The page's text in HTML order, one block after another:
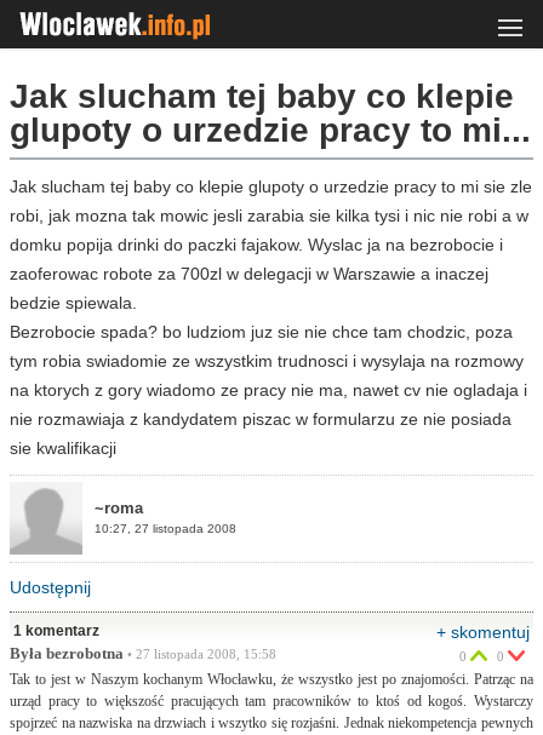
Jak slucham tej baby co klepie
glupoty o urzedzie pracy to mi...
Jak slucham tej baby co klepie glupoty o urzedzie pracy to mi sie zle
robi, jak mozna tak mowic jesli zarabia sie kilka tysi i nic nie robi a w
domku popija drinki do paczki fajakow. Wyslac ja na bezrobocie i
zaoferowac robote za 700zl w delegacji w Warszawie a inaczej
bedzie spiewala.
Bezrobocie spada? bo ludziom juz sie nie chce tam chodzic, poza
tym robia swiadomie ze wszystkim trudnosci i wysylaja na rozmowy
na ktorych z gory wiadomo ze pracy nie ma, nawet cv nie ogladaja i
nie rozmawiaja z kandydatem piszac w formularzu ze nie posiada
sie kwalifikacji
~roma
10:27, 27 listopada 2008
Udostępnij
1 komentarz + skomentuj
Była bezrobotna • 27 listopada 2008, 15:58
Tak to jest w Naszym kochanym Włocławku, że wszystko jest po znajomości. Patrząc na
urząd pracy to większość pracujących tam pracowników to ktoś od kogoś. Wystarczy
spojrzeć na nazwiska na drzwiach i wszytko się rozjaśni. Jednak niekompetencja pewnych
0 0